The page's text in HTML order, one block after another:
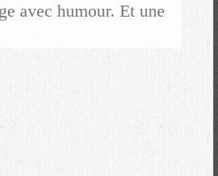
avec humour. Et une